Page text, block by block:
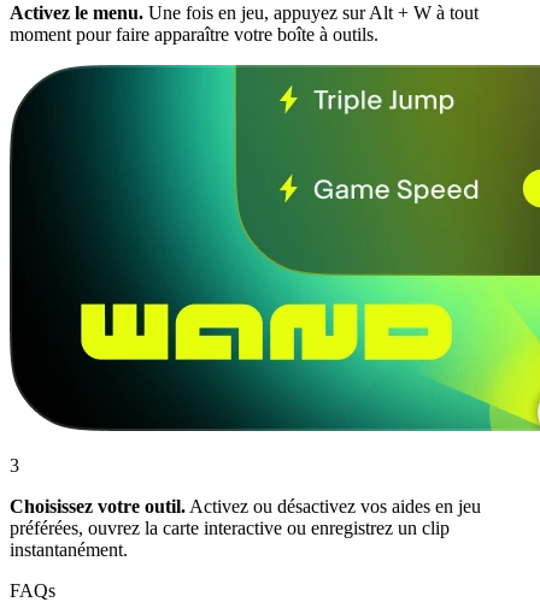
Activez le menu. Une fois en jeu, appuyez sur Alt + W à tout
moment pour faire apparaître votre boîte à outils.
3
Choisissez votre outil. Activez ou désactivez vos aides en jeu
préférées, ouvrez la carte interactive ou enregistrez un clip
instantanément.
FAQs